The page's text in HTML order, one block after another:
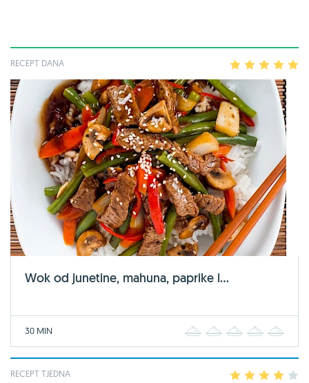
RECEPT DANA 2 3 4
Wok od junetine, mahuna, paprike i...
30 MIN 2 3 4
RECEPT TJEDNA 2 3 4